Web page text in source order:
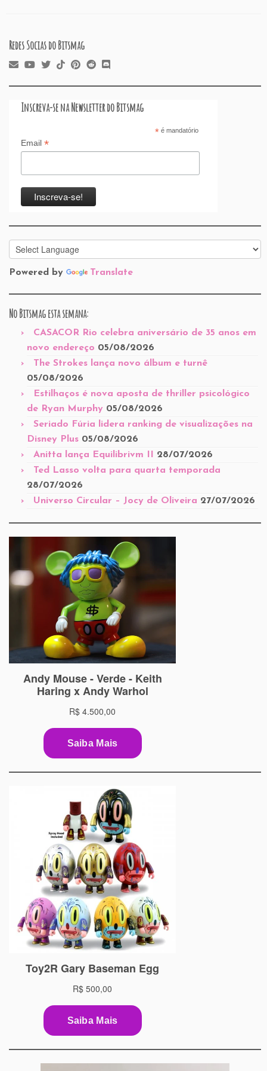
Redes Socias do Bitsmag
Inscreva-se na Newsletter do Bitsmag
*é mandatório
Email *
Powered by Translate
No Bitsmag esta semana:
CASACOR Rio celebra aniversário de 35 anos em
novo endereço 05/08/2026
The Strokes lança novo álbum e turnê
05/08/2026
Estilhaços é nova aposta de thriller psicológico
de Ryan Murphy 05/08/2026
Seriado Fúria lidera ranking de visualizações na
Disney Plus 05/08/2026
Anitta lança Equilibrivm II 28/07/2026
Ted Lasso volta para quarta temporada
28/07/2026
Universo Circular – Jocy de Oliveira 27/07/2026